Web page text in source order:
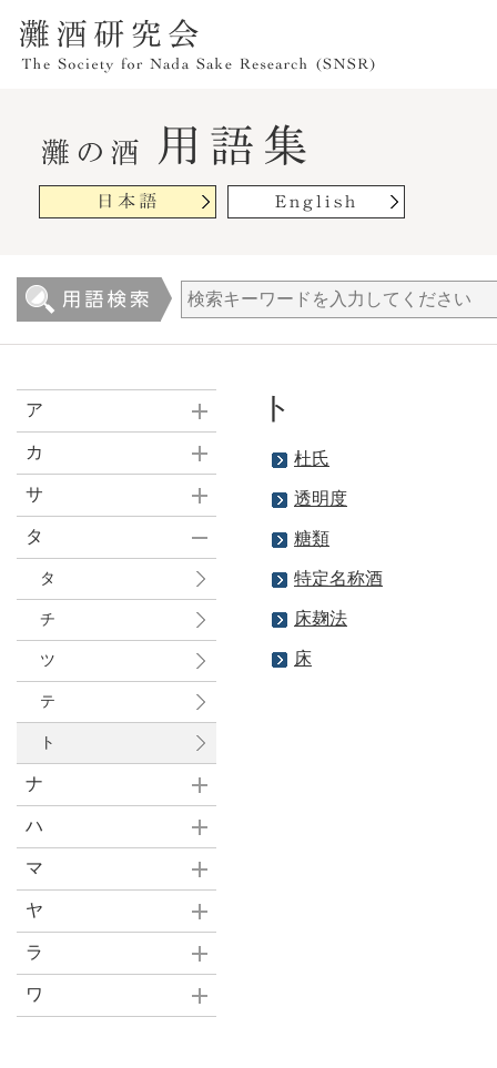
ト
杜氏
透明度
糖類
特定名称酒
床麹法
床
ア
カ
サ
タ
タ
チ
ツ
テ
ト
ナ
ハ
マ
ヤ
ラ
ワ